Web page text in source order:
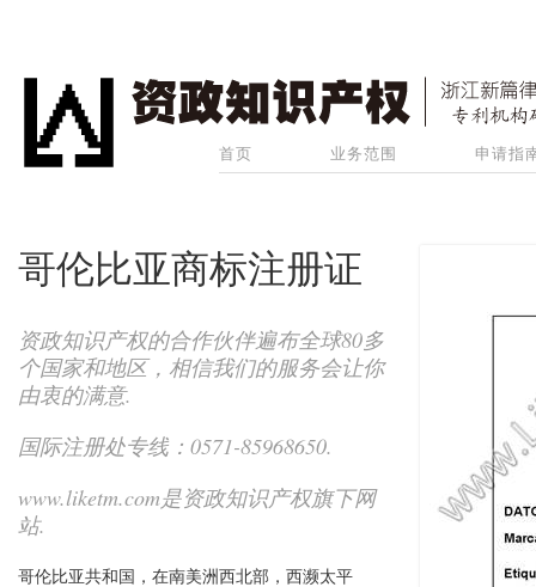
首页 业务范围 申请指
哥伦比亚商标注册证
资政知识产权的合作伙伴遍布全球80多
个国家和地区，相信我们的服务会让你
由衷的满意.
国际注册处专线：0571-85968650.
www.liketm.com是资政知识产权旗下网
站.
哥伦比亚共和国，在南美洲西北部，西濒太平